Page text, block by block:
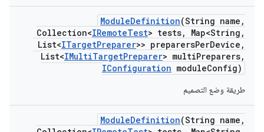
ModuleDefinition(String name ,
Collection<IRemoteTest> tests, Map<String ,
List<ITargetPreparer>> preparersPerDevice ,
List<IMultiTargetPreparer> multiPreparers,
IConfiguration moduleConfig)
طريقة وضع التصميم
ModuleDefinition(String name ,